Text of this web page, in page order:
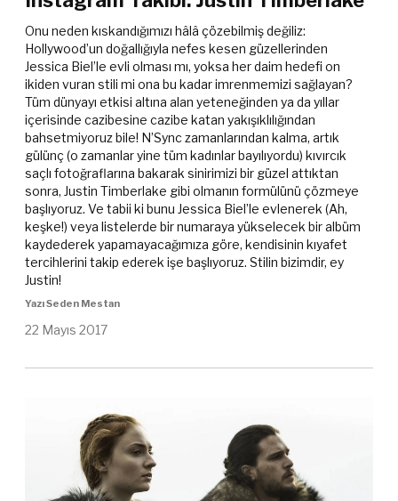
Onu neden kıskandığımızı hâlâ çözebilmiş değiliz:
Hollywood’un doğallığıyla nefes kesen güzellerinden
Jessica Biel’le evli olması mı, yoksa her daim hedefi on
ikiden vuran stili mi ona bu kadar imrenmemizi sağlayan?
Tüm dünyayı etkisi altına alan yeteneğinden ya da yıllar
içerisinde cazibesine cazibe katan yakışıklılığından
bahsetmiyoruz bile! N’Sync zamanlarından kalma, artık
gülünç (o zamanlar yine tüm kadınlar bayılıyordu) kıvırcık
saçlı fotoğraflarına bakarak sinirimizi bir güzel attıktan
sonra, Justin Timberlake gibi olmanın formülünü çözmeye
başlıyoruz. Ve tabii ki bunu Jessica Biel’le evlenerek (Ah,
keşke!) veya listelerde bir numaraya yükselecek bir albüm
kaydederek yapamayacağımıza göre, kendisinin kıyafet
tercihlerini takip ederek işe başlıyoruz. Stilin bizimdir, ey
Justin!
Yazı Seden Mestan
22 Mayıs 2017